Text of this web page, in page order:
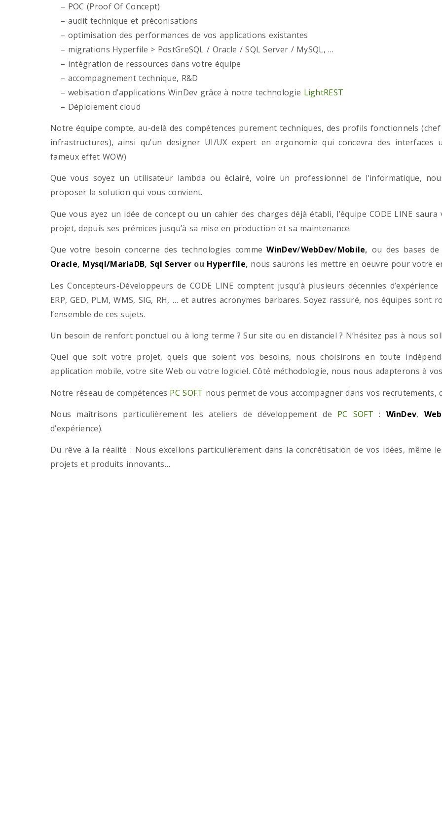
– POC (Proof Of Concept)
– audit technique et préconisations
– optimisation des performances de vos applications existantes
– migrations Hyperfile > PostGreSQL / Oracle / SQL Server / MySQL, …
– intégration de ressources dans votre équipe
– accompagnement technique, R&D
– webisation d’applications WinDev grâce à notre technologie LightREST
– Déploiement cloud
Notre équipe compte, au-delà des compétences purement techniques, des profils fonctionnels
infrastructures), ainsi qu’un designer UI/UX expert en ergonomie qui concevra des
fameux effet WOW)
Que vous soyez un utilisateur lambda ou éclairé, voire un professionnel de l’informatique,
proposer la solution qui vous convient.
Que vous ayez un idée de concept ou un cahier des charges déjà établi, l’équipe CODE LINE
projet, depuis ses prémices jusqu’à sa mise en production et sa maintenance.
Que votre besoin concerne des technologies commeWinDev/WebDev/Mobile, ou des bases
Oracle, Mysql/MariaDB, Sql Serverou Hyperfile, nous saurons les mettre en oeuvre pour votre
Les Concepteurs-Développeurs de CODE LINE comptent jusqu’à plusieurs décennies
ERP, GED, PLM, WMS, SIG, RH, … et autres acronymes barbares. Soyez rassuré, nos équipes
l’ensemble de ces sujets.
Un besoin de renfort ponctuel ou à long terme ? Sur site ou en distanciel ? N’hésitez pas à nous
Quel que soit votre projet, quels que soient vos besoins, nous choisirons en toute
application mobile, votre site Web ou votre logiciel. Côté méthodologie, nous nous adapterons à
Notre réseau de compétences PC SOFT nous permet de vous accompagner dans vos
Nous maîtrisons particulièrement les ateliers de développement de PC SOFT : WinDev,
d’expérience).
Du rêve à la réalité : Nous excellons particulièrement dans la concrétisation de vos idées, même
projets et produits innovants…